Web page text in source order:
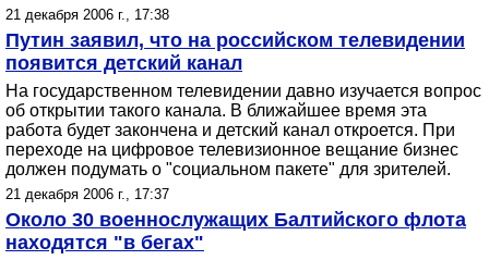
21 декабря 2006 г., 17:38
Путин заявил, что на российском телевидении
появится детский канал
На государственном телевидении давно изучается вопрос
об открытии такого канала. В ближайшее время эта
работа будет закончена и детский канал откроется. При
переходе на цифровое телевизионное вещание бизнес
должен подумать о "социальном пакете" для зрителей.
21 декабря 2006 г., 17:37
Около 30 военнослужащих Балтийского флота
находятся "в бегах"